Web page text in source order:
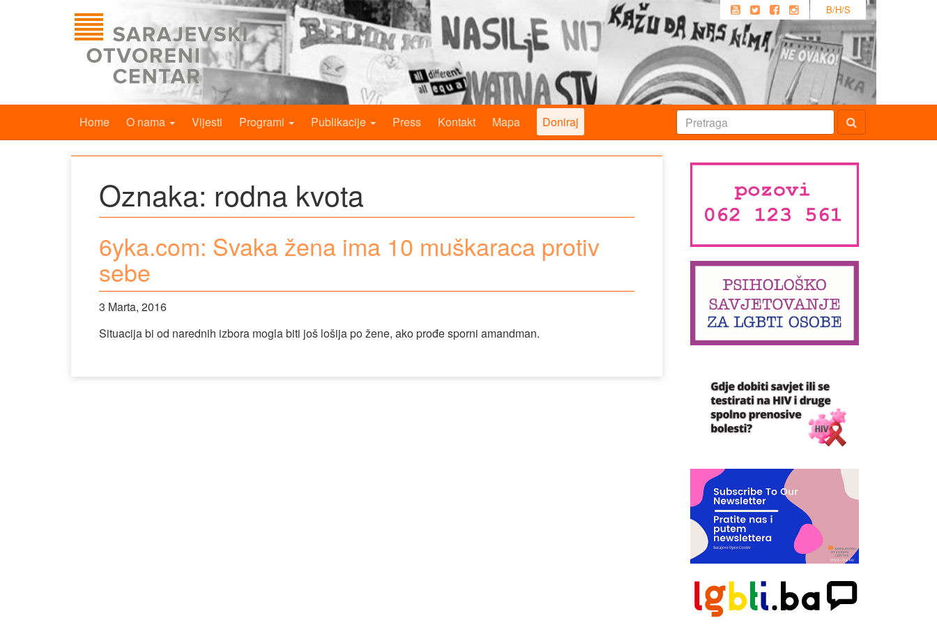
B/H/S
Home O nama Vijesti Programi Publikacije Press Kontakt Mapa Doniraj
Oznaka: rodna kvota
6yka.com: Svaka žena ima 10 muškaraca protiv
sebe
3 Marta, 2016
Situacija bi od narednih izbora mogla biti još lošija po žene, ako prođe sporni amandman.